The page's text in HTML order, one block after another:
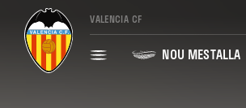
VALENCIA CF
NOU MESTALLA